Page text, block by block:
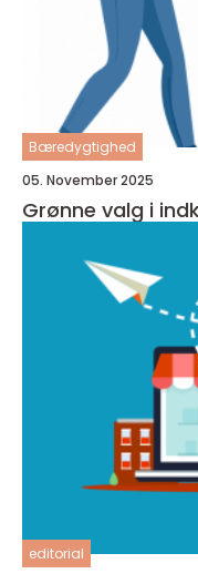
Bæredygtighed
05. November 2025
Grønne valg i
editorial